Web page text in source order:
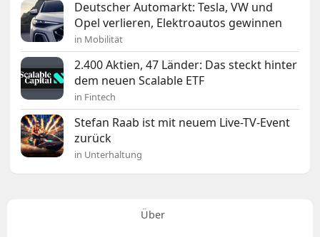
Deutscher Automarkt: Tesla, VW und
Opel verlieren, Elektroautos gewinnen
in Mobilität
2.400 Aktien, 47 Länder: Das steckt hinter
dem neuen Scalable ETF
in Fintech
Stefan Raab ist mit neuem Live-TV-Event
zurück
in Unterhaltung
Über